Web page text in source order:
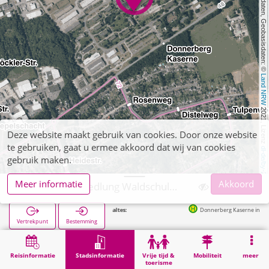
, Kartendaten, Geobasisdaten: ©
Land NRW
2021, Lizenz
dl-de/by-2-0
Reisinformatie Stadsinformatie
Vrije tijd &
toerisme
Mobiliteit meer
Vertrekpunt Bestemming
Volgende haltes: Donnerberg Kaserne in 275m
Stadsinformatie Administratie Eschweiler, Siedlung Waldschule Donnerberg Kaserne
Deze website maakt gebruik van cookies. Door onze website
te gebruiken, gaat u ermee akkoord dat wij van cookies
gebruik maken.
Meer informatie
Akkoord